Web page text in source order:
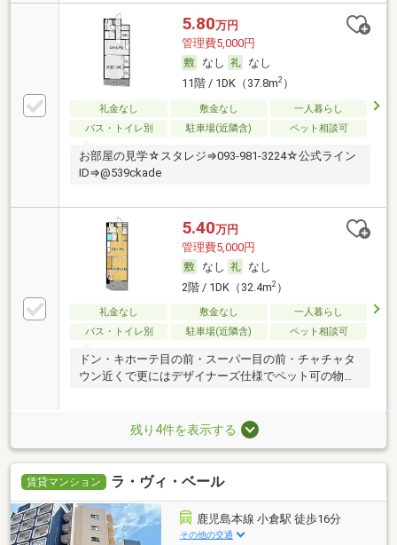
5.80万円
管理費5,000円
なし
なし
11階 / 1DK（37.8m2）
礼金なし 敷金なし
一人暮らし
バス・トイレ別
駐車場(近隣含) ペット相談可
お部屋の見学☆スタレジ⇒093-981-3224☆公式ライン
ID⇒@539ckade
5.40万円
管理費5,000円
なし
なし
2階 / 1DK（32.4m2）
礼金なし 敷金なし
一人暮らし
バス・トイレ別
駐車場(近隣含) ペット相談可
ドン・キホーテ目の前・スーパー目の前・チャチャタ
ウン近くで更にはデザイナーズ仕様でペット可の物件
残り4件を表示する
賃貸マンション ラ・ヴィ・ベール
鹿児島本線 小倉駅 徒歩16分
その他の交通